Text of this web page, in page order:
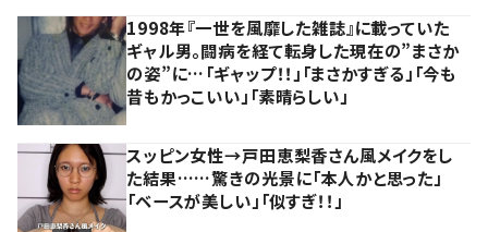
1998年『一世を風靡した雑誌』に載っていた
ギャル男。闘病を経て転身した現在の”まさか
の姿”に…「ギャップ！！」「まさかすぎる」「今も
昔もかっこいい」「素晴らしい」
スッピン女性→戸田恵梨香さん風メイクをし
た結果……驚きの光景に「本人かと思った」
「ベースが美しい」「似すぎ！！」